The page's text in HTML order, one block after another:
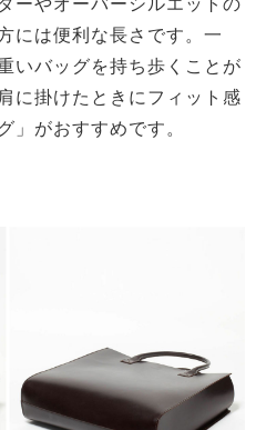
ーやオーバーシルエットの
には便利な長さです。一
いバッグを持ち歩くことが
に掛けたときにフィット感
」がおすすめです。